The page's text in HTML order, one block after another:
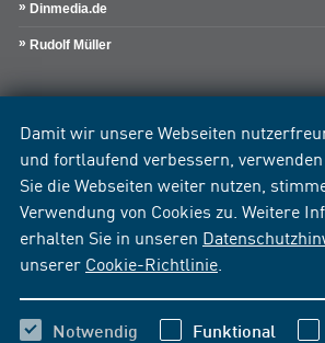
Damit wir unsere Webseiten
und fortlaufend verbessern,
Sie die Webseiten weiter nutzen,
Verwendung von Cookies zu. Weitere
erhalten Sie in unseren
unserer Cookie-Richtlinie
Notwendig Funktional
Dinmedia.de
Rudolf Müller